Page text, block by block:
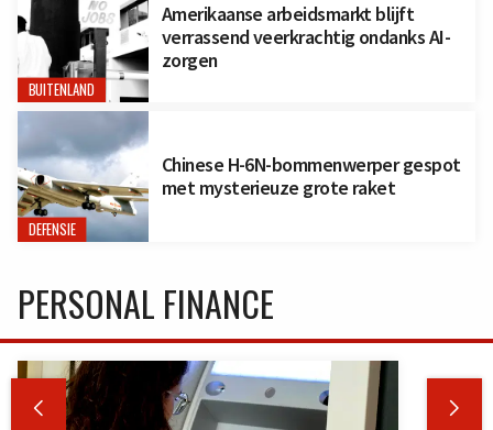
BUITENLAND
Amerikaanse arbeidsmarkt blijft
verrassend veerkrachtig ondanks AI-
zorgen
DEFENSIE
Chinese H-6N-bommenwerper gespot
met mysterieuze grote raket
PERSONAL FINANCE
 